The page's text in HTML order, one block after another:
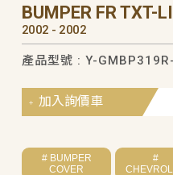
BUMPER FR TXT-
2002 - 2002
產品型號 : Y-
加入詢價車
# BUMPER
COVER
#